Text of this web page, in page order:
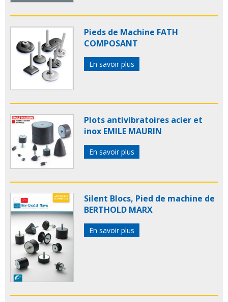
Pieds de Machine FATH
COMPOSANT
En savoir plus
Plots antivibratoires acier et
inox EMILE MAURIN
En savoir plus
Silent Blocs, Pied de machine de
BERTHOLD MARX
En savoir plus